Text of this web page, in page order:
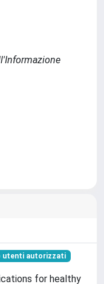
utenti autorizzati
for healthy